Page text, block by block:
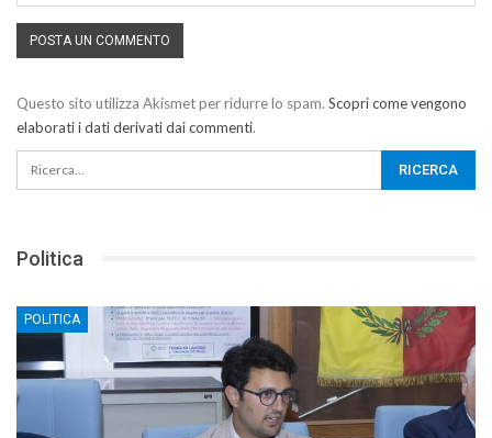
Questo sito utilizza Akismet per ridurre lo spam. Scopri come vengono
elaborati i dati derivati dai commenti.
Politica
POLITICA